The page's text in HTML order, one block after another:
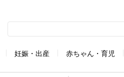
妊娠・出産 赤ちゃん・育児